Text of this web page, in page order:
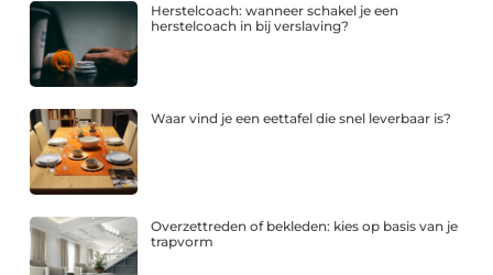
Herstelcoach: wanneer schakel je een
herstelcoach in bij verslaving?
Waar vind je een eettafel die snel leverbaar is?
Overzettreden of bekleden: kies op basis van je
trapvorm